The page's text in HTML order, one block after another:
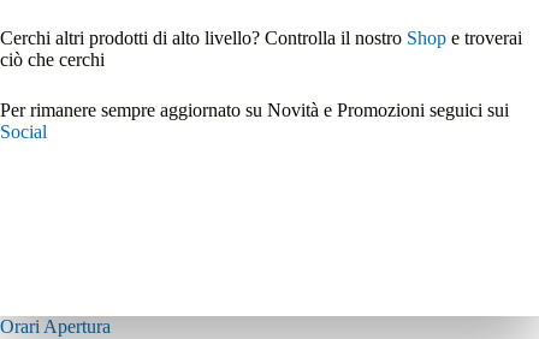
Cerchi altri prodotti di alto livello? Controlla il nostro Shop e troverai
ciò che cerchi
Per rimanere sempre aggiornato su Novità e Promozioni seguici sui
Social
Orari Apertura